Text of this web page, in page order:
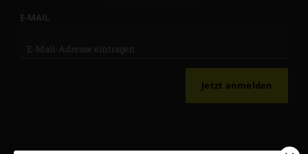
E-MAIL
Jetzt anmelden